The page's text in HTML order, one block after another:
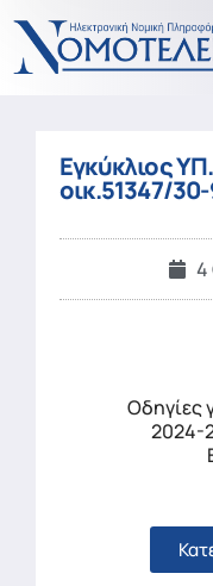
Εγκύκλιος
οικ.51347/
4
Οδηγίες
2024-